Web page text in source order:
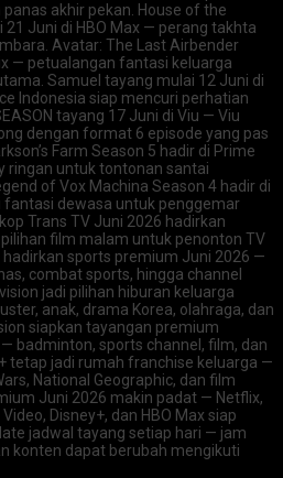
akhir pekan. House of the
21 Juni di HBO Max — perang takhta
Avatar: The Last Airbender
— petualangan fantasi keluarga
Samuel tayang mulai 12 Juni di
Indonesia siap mencuri perhatian
tayang 17 Juni di Viu — Viu
dengan format 6 episode yang pas
Farm Season 5 hadir di Prime
ringan untuk tontonan santai
of Vox Machina Season 4 hadir di
fantasi dewasa untuk penggemar
Trans TV Juni 2026 hadirkan
film malam untuk penonton TV
hadirkan sports premium Juni 2026 —
combat sports, hingga channel
jadi pilihan hiburan keluarga
anak, drama Korea, olahraga, dan
siapkan tayangan premium
badminton, sports channel, film, dan
tetap jadi rumah franchise keluarga —
National Geographic, dan film
Juni 2026 makin padat — Netflix,
Disney+, dan HBO Max siap
jadwal tayang setiap hari — jam
konten dapat berubah mengikuti